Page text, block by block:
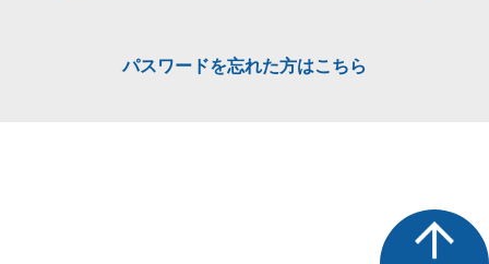
パスワードを忘れた方はこちら